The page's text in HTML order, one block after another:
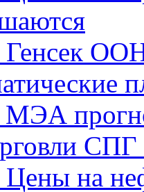
Генсек ООН
МЭА
СПГ
Цены на